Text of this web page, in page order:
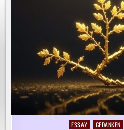
Posted
ESSAY GEDANKEN